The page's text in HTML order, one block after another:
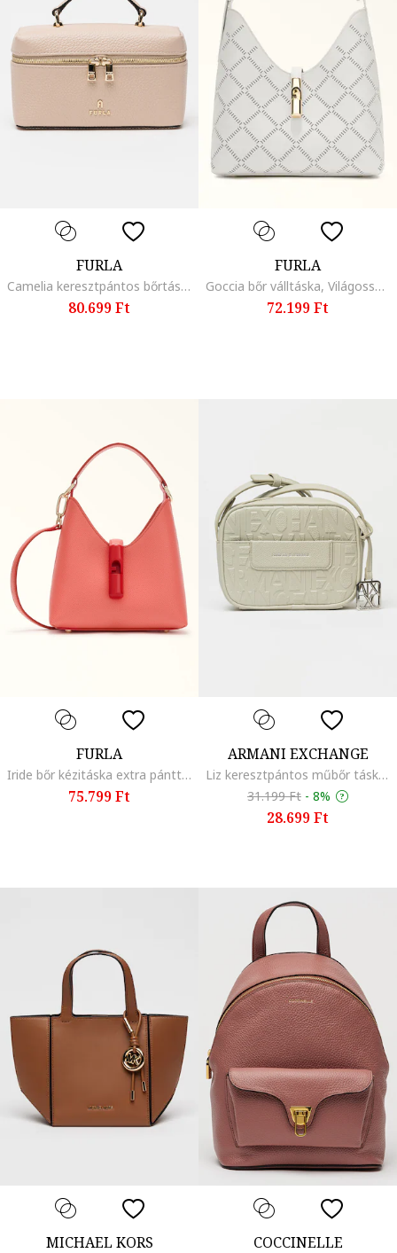
FURLA
Camelia keresztpántos bőrtáska, Púderrózsaszín
80.699 Ft
FURLA
Goccia bőr válltáska, Világosszürke/Sötétszürke
72.199 Ft
FURLA
Iride bőr kézitáska extra pánttal, Élénk rózsaszín
75.799 Ft
ARMANI EXCHANGE
Liz keresztpántos műbőr táska dombornyomott logóval, Ekrü
31.199 Ft - 8%
28.699 Ft
MICHAEL KORS COCCINELLE